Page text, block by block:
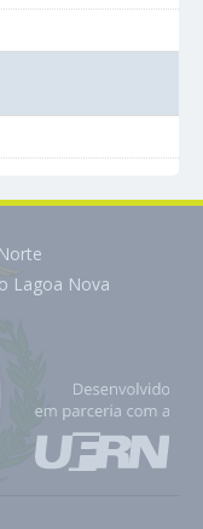
Lagoa Nova